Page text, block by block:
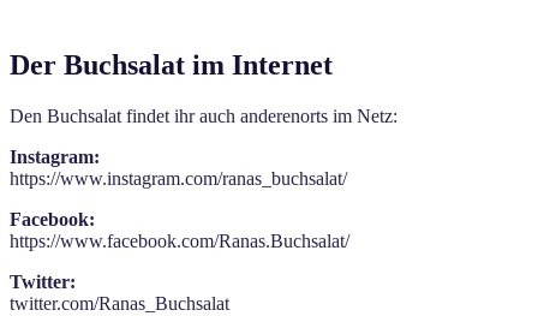
Der Buchsalat im Internet
Den Buchsalat findet ihr auch anderenorts im Netz:
Instagram:
https://www.instagram.com/ranas_buchsalat/
Facebook:
https://www.facebook.com/Ranas.Buchsalat/
Twitter:
twitter.com/Ranas_Buchsalat